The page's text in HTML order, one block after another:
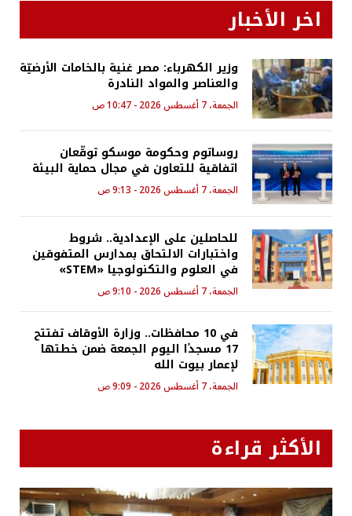
اخر الأخبار
وزير الكهرباء: مصر غنية بالخامات الأرضيّة
والعناصر والمواد النادرة
الجمعة، 7 أغسطس 2026 - 10:47 ص
روساتوم وحكومة موسكو توقّعان
اتفاقية للتعاون في مجال حماية البيئة
الجمعة، 7 أغسطس 2026 - 9:13 ص
للحاصلين على الإعدادية.. شروط
واختبارات الالتحاق بمدارس المتفوقين
في العلوم والتكنولوجيا «STEM»
الجمعة، 7 أغسطس 2026 - 9:10 ص
في 10 محافظات.. وزارة الأوقاف تفتتح
17 مسجدًا اليوم الجمعة ضمن خطتها
لإعمار بيوت الله
الجمعة، 7 أغسطس 2026 - 9:09 ص
الأكثر قراءة